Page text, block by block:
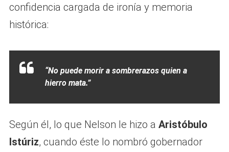
confidencia cargada de ironía y memoria
histórica:
“No puede morir a sombrerazos quien a
hierro mata.”
Según él, lo que Nelson le hizo a Aristóbulo
Istúriz, cuando éste lo nombró gobernador